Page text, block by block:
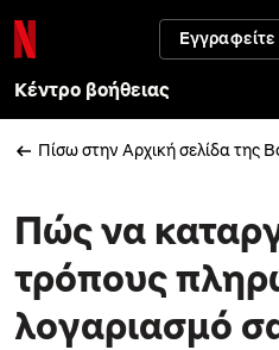
Κέντρο βοήθειας
Πίσω στην Αρχική σελίδα της
Πώς να
τρόπους
λογαριασμό